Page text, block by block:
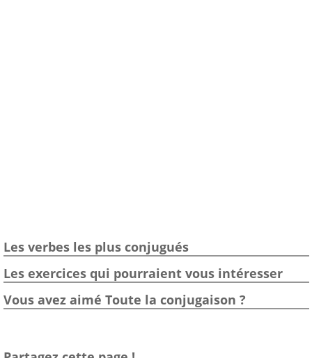
Les verbes les plus conjugués
Les exercices qui pourraient vous intéresser
Vous avez aimé Toute la conjugaison ?